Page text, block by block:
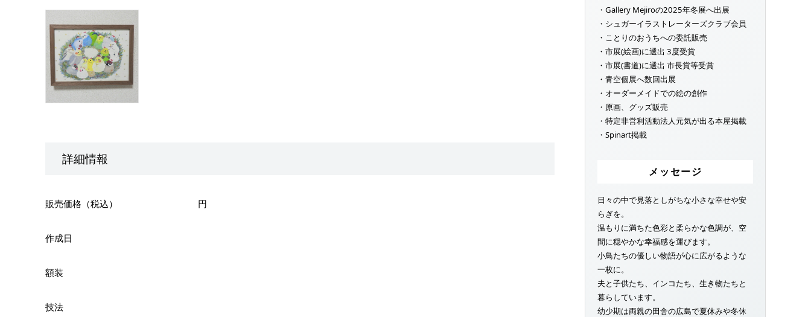
詳細情報
販売価格（税込） 円
作成日
額装
技法
・Gallery Mejiroの2025年冬展へ出展
・シュガーイラストレーターズクラブ会員
・ことりのおうちへの委託販売
・市展(絵画)に選出 3度受賞
・市展(書道)に選出 市長賞等受賞
・青空個展へ数回出展
・オーダーメイドでの絵の創作
・原画、グッズ販売
・特定非営利活動法人元気が出る本屋掲載
・Spinart掲載
メッセージ
日々の中で見落としがちな小さな幸せや安
らぎを。
温もりに満ちた色彩と柔らかな色調が、空
間に穏やかな幸福感を運びます。
小鳥たちの優しい物語が心に広がるような
一枚に。
夫と子供たち、インコたち、生き物たちと
暮らしています。
幼少期は両親の田舎の広島で夏休みや冬休